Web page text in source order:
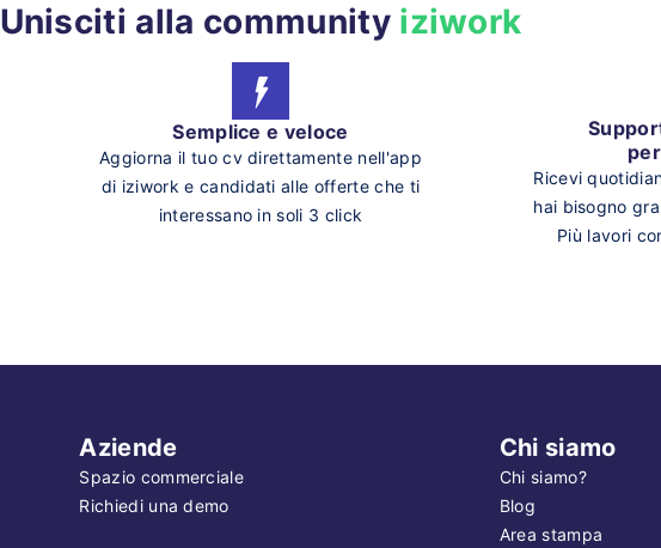
Unisciti alla community iziwork
Semplice e veloce
Aggiorna il tuo cv direttamente nell'app
di iziwork e candidati alle offerte che ti
interessano in soli 3 click
Ricevi
hai bisogno
Più lavori
Aziende
Spazio commerciale
Richiedi una demo
Chi siamo
Chi siamo?
Blog
Area stampa